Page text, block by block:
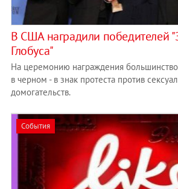
В США наградили победителей
Глобуса"
На церемонию награждения
в черном - в знак протеста против
домогательств.
События